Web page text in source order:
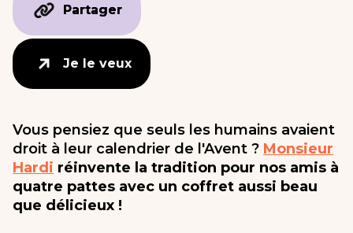
Partager
Partager
Je le veux
Je le veux
Vous pensiez que seuls les humains avaient
droit à leur calendrier de l'Avent ? Monsieur
Hardi réinvente la tradition pour nos amis à
quatre pattes avec un coffret aussi beau
que délicieux !